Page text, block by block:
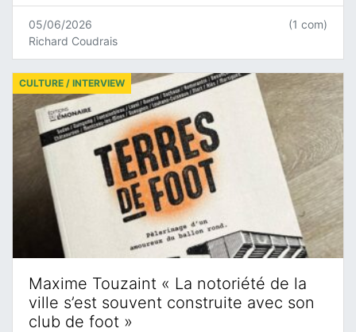
05/06/2026
Richard Coudrais
(1 com)
Maxime Touzaint « La notoriété de la
ville s’est souvent construite avec son
club de foot »
CULTURE / INTERVIEW